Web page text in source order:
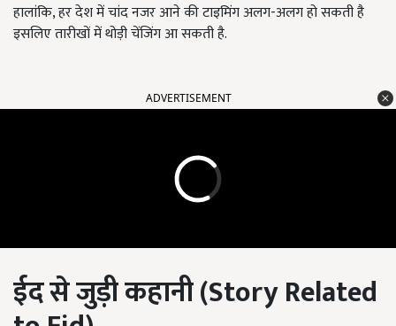
हालांकि, हर देश में चांद नजर आने की टाइमिंग अलग-अलग हो सकती है
इसलिए तारीखों में थोड़ी चेंजिंग आ सकती है.
ADVERTISEMENT
ईद से जुड़ी कहानी (StoryRelated